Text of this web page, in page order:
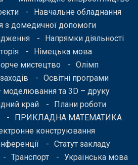
Навчальне обладнання
з домедичної допомоги
Напрямки діяльності
Німецька мова
мистецтво
Олімп
Освітні програми
моделювання та 3D – друку
край
Плани роботи
ПРИКЛАДНА МАТЕМАТИКА
конструювання
Статут закладу
Транспорт
Українська мова